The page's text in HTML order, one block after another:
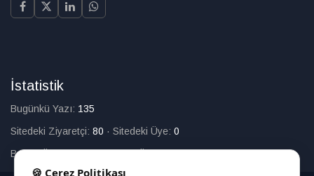
İstatistik
Bugünkü Yazı: 135
Sitedeki Ziyaretçi: 80 · Sitedeki Üye: 0
Bugün Üye Olan:0·Toplam Üye:226
🍪 Çerez Politikası